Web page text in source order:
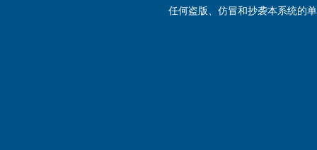
任何盗版、仿冒和抄袭本系统的